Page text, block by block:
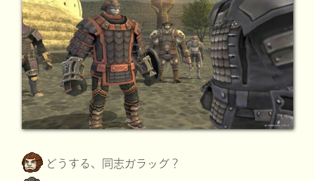
どうする、同志ガラッグ？